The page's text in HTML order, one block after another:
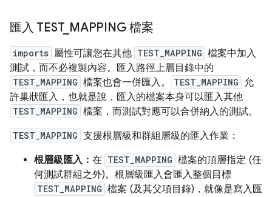
匯入 TEST_ MAPPING 檔案
imports 屬性可讓您在其他 TEST_MAPPING 檔案中加入
測試，而不必複製內容。匯入路徑上層目錄中的
TEST_MAPPING 檔案也會一併匯入。 TEST_MAPPING 允
許巢狀匯入，也就是說，匯入的檔案本身可以匯入其他
TEST_MAPPING 檔案，而測試對應可以合併納入的測試。
TEST_MAPPING 支援根層級和群組層級的匯入作業：
根層級匯入： 在 TEST_MAPPING 檔案的頂層指定 (任
何測試群組之外)。根層級匯入會匯入整個目標
TEST_MAPPING 檔案 (及其父項目錄)，就像是寫入匯